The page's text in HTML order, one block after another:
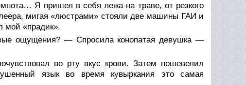
Я пришел в себя лежа на траве, от резкого
мигая «люстрами» стояли две машины ГАИ и
мой «прадик».
ощущения? — Спросила конопатая девушка —
во рту вкус крови. Затем пошевелил
язык во время кувыркания это самая